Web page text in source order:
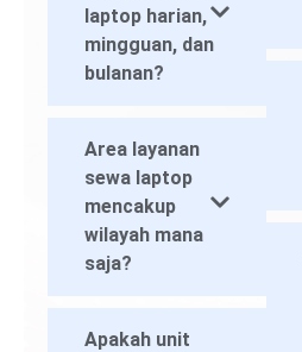
laptop harian,
mingguan, dan
bulanan?
Area layanan
sewa laptop
mencakup
wilayah mana
saja?
Apakah unit